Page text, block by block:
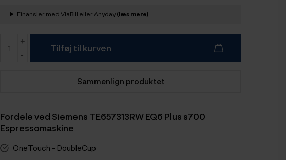
Finansier med ViaBill eller Anyday(læs mere)
Tilføj til kurven
Sammenlign produktet
Fordele ved Siemens TE657313RW EQ6 Plus s700
Espressomaskine
OneTouch - DoubleCup